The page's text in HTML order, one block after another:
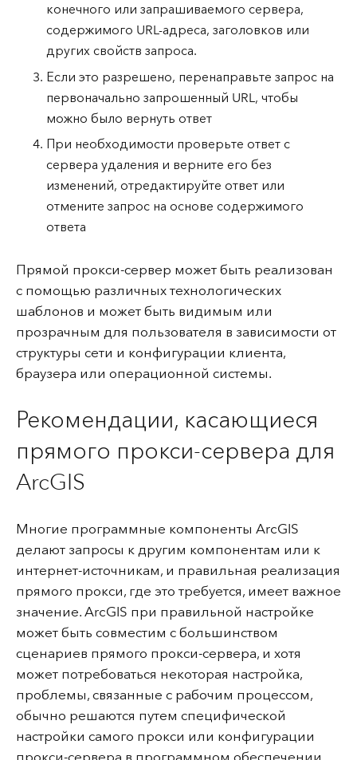
конечного или запрашиваемого сервера,
содержимого URL-адреса, заголовков или
других свойств запроса.
Если это разрешено, перенаправьте запрос на
первоначально запрошенный URL, чтобы
можно было вернуть ответ
При необходимости проверьте ответ с
сервера удаления и верните его без
изменений, отредактируйте ответ или
отмените запрос на основе содержимого
ответа
Прямой прокси-сервер может быть реализован
с помощью различных технологических
шаблонов и может быть видимым или
прозрачным для пользователя в зависимости от
структуры сети и конфигурации клиента,
браузера или операционной системы.
Рекомендации, касающиеся
прямого прокси-сервера для
ArcGIS
Многие программные компоненты ArcGIS
делают запросы к другим компонентам или к
интернет-источникам, и правильная реализация
прямого прокси, где это требуется, имеет важное
значение. ArcGIS при правильной настройке
может быть совместим с большинством
сценариев прямого прокси-сервера, и хотя
может потребоваться некоторая настройка,
проблемы, связанные с рабочим процессом,
обычно решаются путем специфической
настройки самого прокси или конфигурации